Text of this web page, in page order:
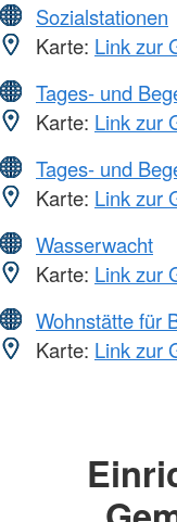
Sozialstationen
Karte: Link zur
Tages- und
Karte: Link zur
Tages- und
Karte: Link zur
Wasserwacht
Karte: Link zur
Wohnstätte für
Karte: Link zur